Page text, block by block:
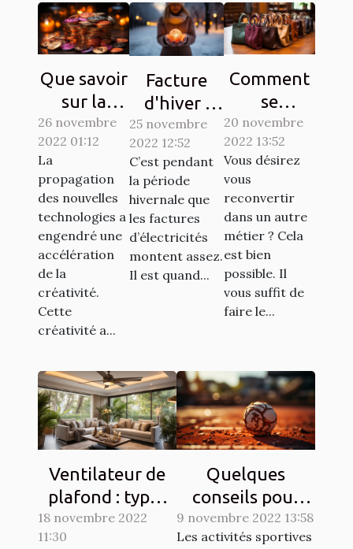
Que savoir
sur la
Crypto-
monnaie
26 novembre
2022 01:12
La
propagation
des nouvelles
technologies a
engendré une
accélération
de la
créativité.
Cette
créativité a...
Facture
d'hiver :
Des
astuces
simples
pour
économiser
de l'argent
25 novembre
2022 12:52
C’est pendant
la période
hivernale que
les factures
d’électricités
montent assez.
Il est quand...
Comment
se
reconvertir
à un autre
métier ?
20 novembre
2022 13:52
Vous désirez
vous
reconvertir
dans un autre
métier ? Cela
est bien
possible. Il
vous suffit de
faire le...
Ventilateur de
plafond : types
et qualités
18 novembre 2022
11:30
Quelques
conseils pour
lutter contre les
courbatures
9 novembre 2022 13:58
Les activités sportives